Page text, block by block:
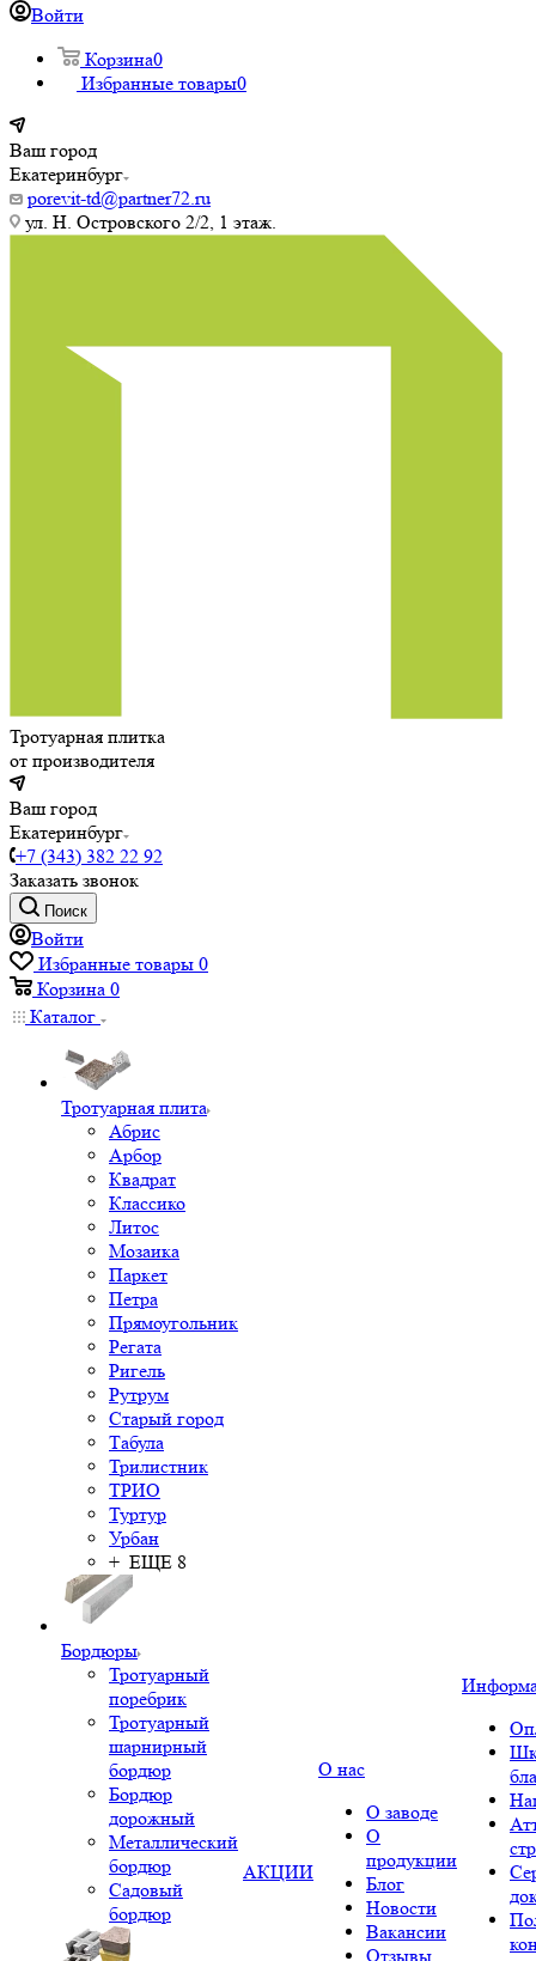
Войти
Корзина0
Избранные товары0
Ваш город
Екатеринбург
porevit-td@partner72.ru
ул. Н. Островского 2/2, 1 этаж.
Тротуарная плитка
от производителя
Ваш город
Екатеринбург
+7 (343) 382 22 92
Заказать звонок
Поиск
Войти
Избранные товары 0
Корзина 0
Каталог
Тротуарная плита
Абрис
Арбор
Квадрат
Классико
Литос
Мозаика
Паркет
Петра
Прямоугольник
Регата
Ригель
Рутрум
Старый город
Табула
Трилистник
ТРИО
Туртур
Урбан
+ ЕЩЕ 8
Бордюры
Тротуарный
поребрик
Тротуарный
шарнирный
бордюр
Бордюр
дорожный
Металлический
бордюр
Садовый
бордюр
АКЦИИ
О нас
О заводе
О
продукции
Блог
Новости
Вакансии
Отзывы